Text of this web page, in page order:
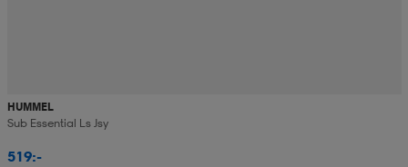
HUMMEL
Sub Essential Ls Jsy
519:-